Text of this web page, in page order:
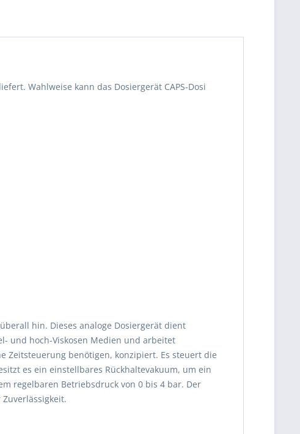
Wahlweise kann das Dosiergerät CAPS-Dosi
hin. Dieses analoge Dosiergerät dient
und hoch-Viskosen Medien und arbeitet
Zeitsteuerung benötigen, konzipiert. Es steuert die
es ein einstellbares Rückhaltevakuum, um ein
regelbaren Betriebsdruck von 0 bis 4 bar. Der